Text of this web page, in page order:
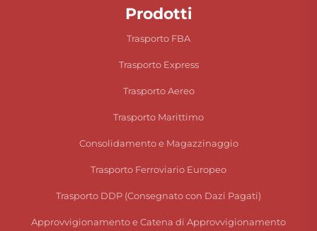
Prodotti
Trasporto FBA
Trasporto Express
Trasporto Aereo
Trasporto Marittimo
Consolidamento e Magazzinaggio
Trasporto Ferroviario Europeo
Trasporto DDP (Consegnato con Dazi Pagati)
Approvvigionamento e Catena di Approvvigionamento